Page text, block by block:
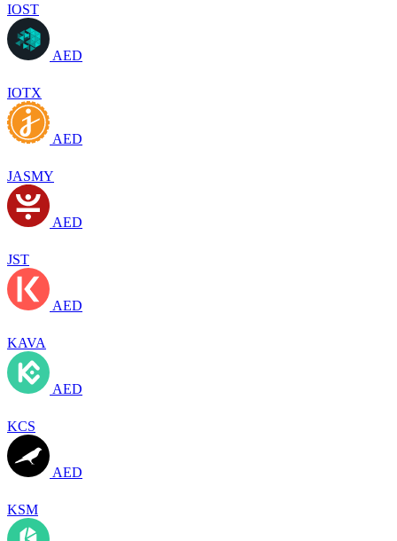
IOST
AED
IOTX
AED
JASMY
AED
JST
AED
KAVA
AED
KCS
AED
KSM